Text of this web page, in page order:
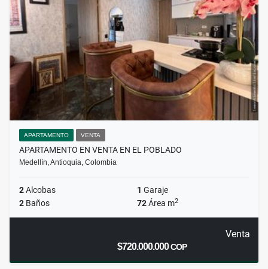
APARTAMENTO VENTA
APARTAMENTO EN VENTA EN EL POBLADO
Medellín, Antioquia, Colombia
2Alcobas 1 Garaje
2 Baños 72Área m2
Venta
$720.000.000COP